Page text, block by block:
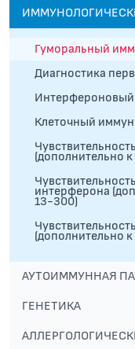
Гуморальный
Диагностика
Интерфероновый
Клеточный
(дополнительно
интерферона
13-300)
(дополнительно
АУТОИММУННАЯ
ГЕНЕТИКА